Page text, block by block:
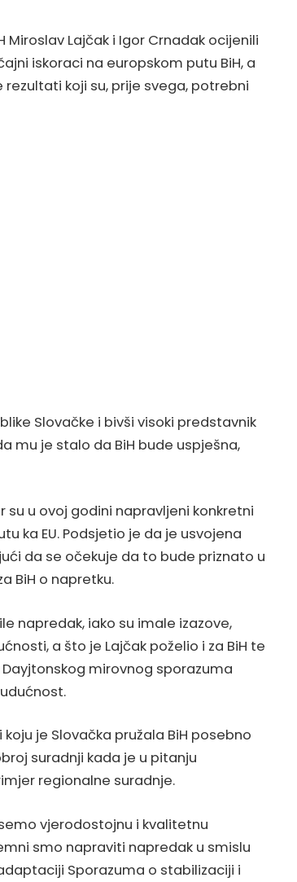
Lajčak i Igor Crnadak ocijenili
iskoraci na europskom putu BiH, a
koji su, prije svega, potrebni
Slovačke i bivši visoki predstavnik
mu je stalo da BiH bude uspješna,
u ovoj godini napravljeni konkretni
ka EU. Podsjetio je da je usvojena
da se očekuje da to bude priznato u
BiH o napretku.
napredak, iako su imale izazove,
a što je Lajčak poželio i za BiH te
mirovnog sporazuma
je Slovačka pružala BiH posebno
suradnji kada je u pitanju
regionalne suradnje.
vjerodostojnu i kvalitetnu
smo napraviti napredak u smislu
Sporazuma o stabilizaciji i